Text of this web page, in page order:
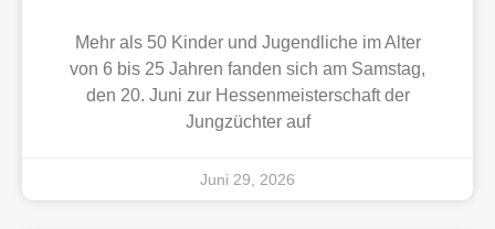
Mehr als 50 Kinder und Jugendliche im Alter
von 6 bis 25 Jahren fanden sich am Samstag,
den 20. Juni zur Hessenmeisterschaft der
Jungzüchter auf
Juni 29, 2026